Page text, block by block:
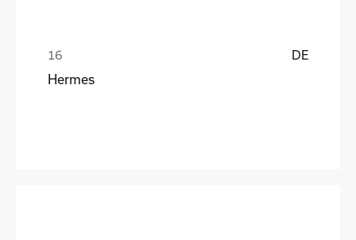
DE
Hermes